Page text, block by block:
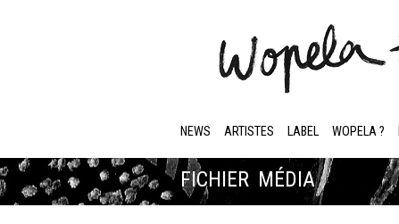
NEWS ARTISTES LABEL WOPELA ?
FICHIER MÉDIA